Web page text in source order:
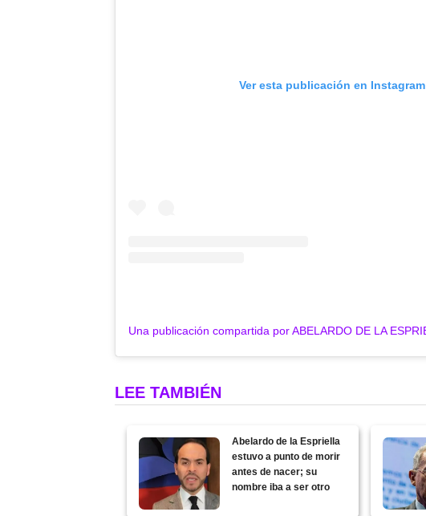
Ver esta publicación en Instagram
LEE TAMBIÉN
Abelardo de la Espriella
estuvo a punto de morir
antes de nacer; su
nombre iba a ser otro